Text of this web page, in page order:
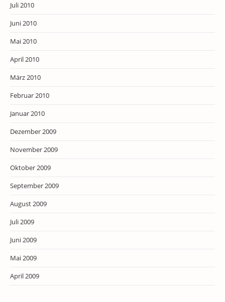
Juli 2010
Juni 2010
Mai 2010
April 2010
März 2010
Februar 2010
Januar 2010
Dezember 2009
November 2009
Oktober 2009
September 2009
August 2009
Juli 2009
Juni 2009
Mai 2009
April 2009